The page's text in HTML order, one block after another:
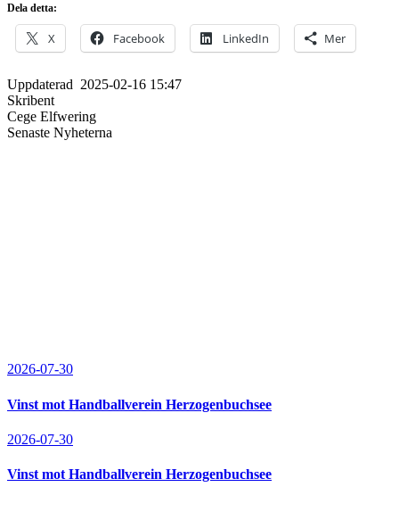
Dela detta:
X Facebook LinkedIn Mer
Uppdaterad 2025-02-16 15:47
Skribent
Cege Elfwering
Senaste Nyheterna
2026-07-30
Vinst mot Handballverein Herzogenbuchsee
2026-07-30
Vinst mot Handballverein Herzogenbuchsee